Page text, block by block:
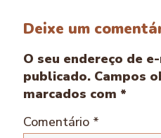
Deixe um
O seu endereço de
publicado. Campos
marcados com *
Comentário *